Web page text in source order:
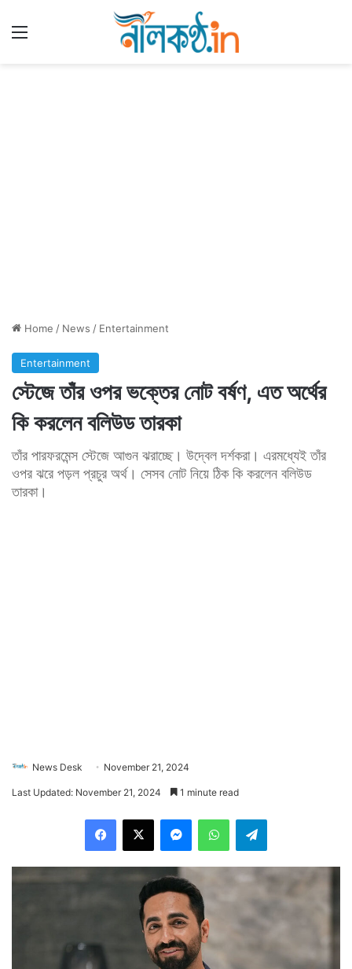
Home / News / Entertainment
Entertainment
স্টেজে তাঁর ওপর ভক্তের নোট বর্ষণ, এত অর্থের
কি করলেন বলিউড তারকা
তাঁর পারফরমেন্স স্টেজে আগুন ঝরাচ্ছে। উদ্বেল দর্শকরা। এরমধ্যেই তাঁর
ওপর ঝরে পড়ল প্রচুর অর্থ। সেসব নোট নিয়ে ঠিক কি করলেন বলিউড
তারকা।
News Desk November 21, 2024
Last Updated: November 21, 2024 1 minute read